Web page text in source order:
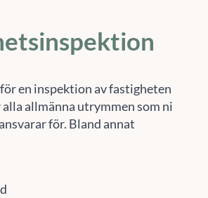
en inspektion av fastigheten
alla allmänna utrymmen som ni
för. Bland annat